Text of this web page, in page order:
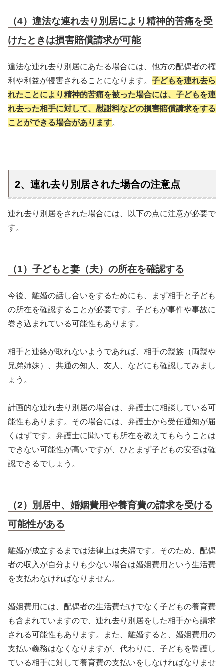
（4）違法な連れ去り別居により精神的苦痛を受
けたときは損害賠償請求が可能
違法な連れ去り別居にあたる場合には、他方の配偶者の権
利や利益が侵害されることになります。 子どもを連れ去ら
れたことにより精神的苦痛を被った場合には、子どもを連
れ去った相手に対して、慰謝料などの損害賠償請求をする
ことができる場合があります。
2、連れ去り別居された場合の注意点
連れ去り別居をされた場合には、以下の点に注意が必要で
す。
（1）子どもと妻（夫）の所在を確認する
今後、離婚の話し合いをするためにも、まず相手と子ども
の所在を確認することが必要です。子どもが事件や事故に
巻き込まれている可能性もあります。
相手と連絡が取れないようであれば、相手の親族（両親や
兄弟姉妹）、共通の知人、友人、などにも確認してみまし
ょう。
計画的な連れ去り別居の場合は、弁護士に相談している可
能性もあります。その場合には、弁護士から受任通知が届
くはずです。弁護士に聞いても所在を教えてもらうことは
できない可能性が高いですが、ひとまず子どもの安否は確
認できるでしょう。
（2）別居中、婚姻費用や養育費の請求を受ける
可能性がある
離婚が成立するまでは法律上は夫婦です。そのため、配偶
者の収入が自分よりも少ない場合は婚姻費用という生活費
を支払わなければなりません。
婚姻費用には、配偶者の生活費だけでなく子どもの養育費
も含まれていますので、連れ去り別居をした相手から請求
される可能性もあります。また、離婚すると、婚姻費用の
支払い義務はなくなりますが、代わりに、子どもを監護し
ている相手に対して養育費の支払いをしなければなりませ